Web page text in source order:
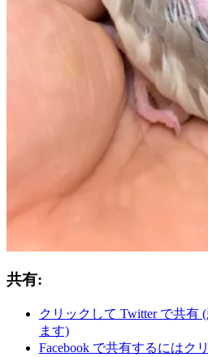
共有:
クリックして Twitter で共有
ます)
Facebook で共有するにはク